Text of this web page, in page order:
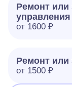
Ремонт или
управления
от 1600 ₽
Ремонт или
от 1500 ₽